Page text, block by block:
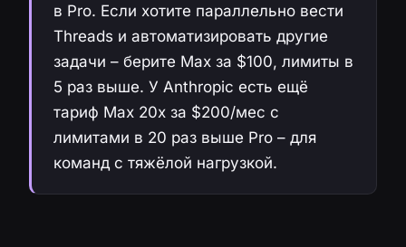
в Pro. Если хотите параллельно вести
Threads и автоматизировать другие
задачи – берите Max за $100, лимиты в
5 раз выше. У Anthropic есть ещё
тариф Max 20x за $200/мес с
лимитами в 20 раз выше Pro – для
команд с тяжёлой нагрузкой.